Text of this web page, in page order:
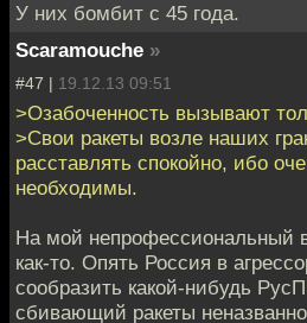
У них бомбит с 45 года.
Scaramouche »
#47 | 19.12.13 09:51
>Озабоченность вызывают
>Свои ракеты возле наших
расставлять спокойно, ибо
необходимы.
На мой непрофессиональный
как-то. Опять Россия в
сообразить какой-нибудь
сбивающий ракеты